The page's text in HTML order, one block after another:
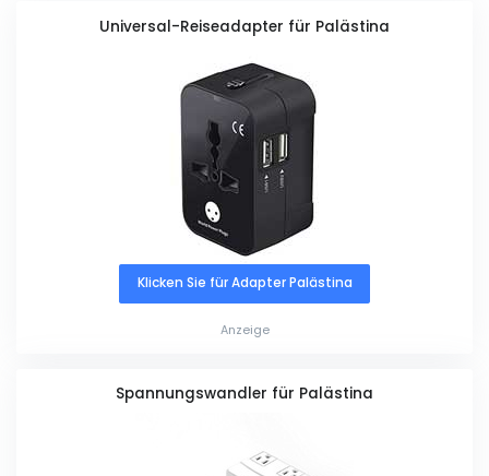
Universal-Reiseadapter für Palästina
Klicken Sie für Adapter Palästina
Anzeige
Spannungswandler für Palästina